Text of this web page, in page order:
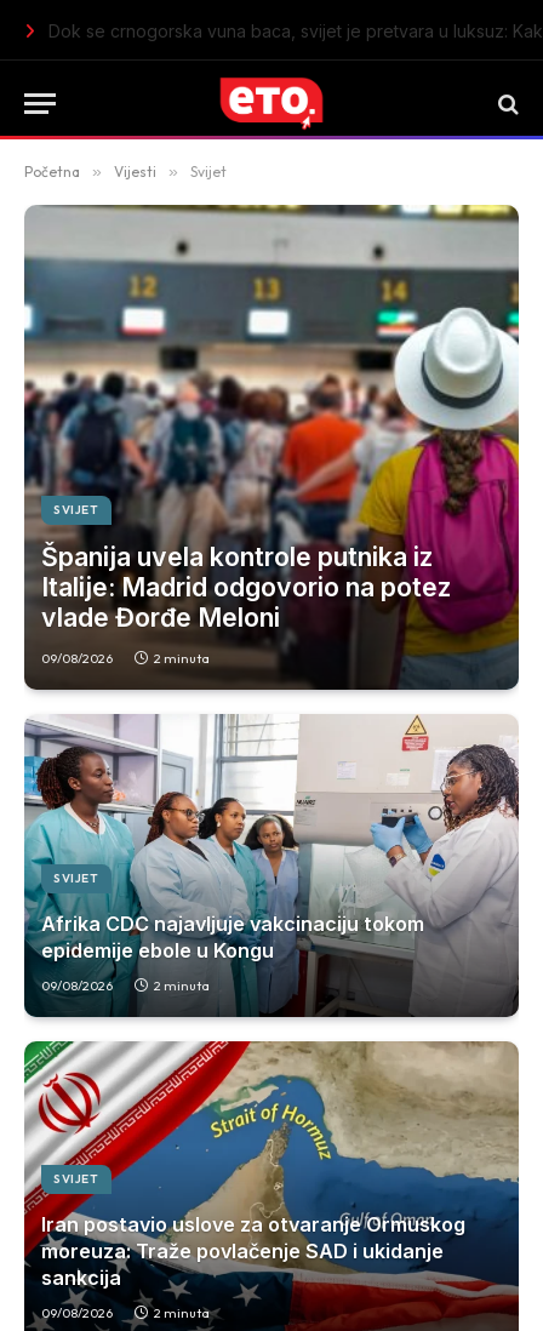
Zvijezde padalice stižu: Gdje u Crnoj Gori poželjeti želju
Početna » Vijesti » Svijet
SVIJET
Španija uvela kontrole putnika iz
Italije: Madrid odgovorio na potez
vlade Đorđe Meloni
09/08/2026 2 minuta
SVIJET
Afrika CDC najavljuje vakcinaciju tokom
epidemije ebole u Kongu
09/08/2026 2 minuta
SVIJET
Iran postavio uslove za otvaranje Ormuskog
moreuza: Traže povlačenje SAD i ukidanje
sankcija
09/08/2026 2 minuta